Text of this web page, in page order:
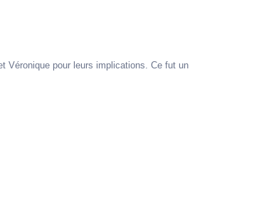
Véronique pour leurs implications. Ce fut un